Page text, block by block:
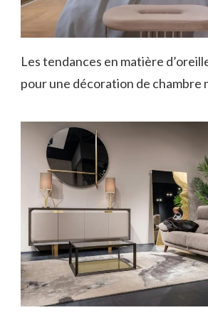
Les tendances en matière
pour une décoration de chambre